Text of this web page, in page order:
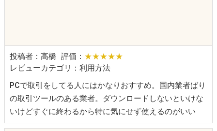
投稿者：高橋 評価： ★★★★★
レビューカテゴリ：利用方法
PCで取引をしてる人にはかなりおすすめ。国内業者ばり
の取引ツールのある業者。ダウンロードしないといけな
いけどすぐに終わるから特に気にせず使えるのがいい